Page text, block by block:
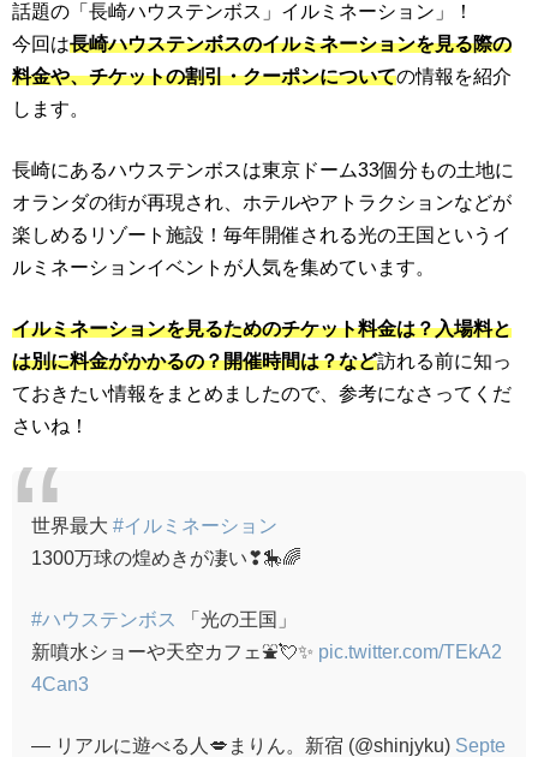
話題の「長崎ハウステンボス」イルミネーション」！
今回は長崎ハウステンボスのイルミネーションを見る際の
料金や、チケットの割引・クーポンについての情報を紹介
します。
長崎にあるハウステンボスは東京ドーム33個分もの土地に
オランダの街が再現され、ホテルやアトラクションなどが
楽しめるリゾート施設！毎年開催される光の王国というイ
ルミネーションイベントが人気を集めています。
イルミネーションを見るためのチケット料金は？入場料と
は別に料金がかかるの？開催時間は？など訪れる前に知っ
ておきたい情報をまとめましたので、参考になさってくだ
さいね！
世界最大 #イルミネーション
1300万球の煌めきが凄い❣🎠🌈
#ハウステンボス
「光の王国」
新噴水ショーや天空カフェ⛲💘✨ pic.twitter.com/TEkA2
4Can3
— リアルに遊べる人💋まりん。新宿 (@shinjyku) Septe